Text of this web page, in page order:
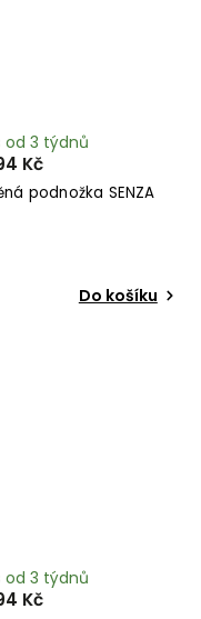
podnožka SENZA
od 3 týdnů
Kč
Do košíku
od 3 týdnů
Kč